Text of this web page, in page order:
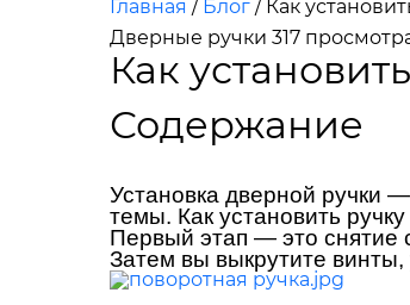
Главная / Блог / Как
Дверные ручки 317
Как
Содержание
Установка дверной ручки
темы. Как установить
Первый этап — это снятие
Затем вы выкрутите